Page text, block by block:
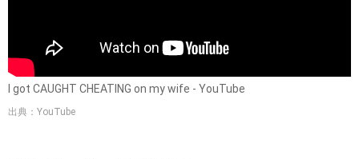
I got CAUGHT CHEATING on my wife - YouTube
出典：YouTube